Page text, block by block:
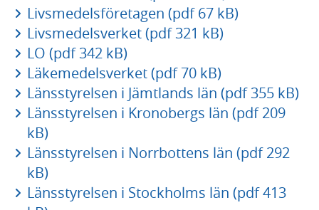
Livsmedelsföretagen (pdf 67 kB)
Livsmedelsverket (pdf 321 kB)
LO (pdf 342 kB)
Läkemedelsverket (pdf 70 kB)
Länsstyrelsen i Jämtlands län (pdf 355 kB)
Länsstyrelsen i Kronobergs län (pdf 209
kB)
Länsstyrelsen i Norrbottens län (pdf 292
kB)
Länsstyrelsen i Stockholms län (pdf 413